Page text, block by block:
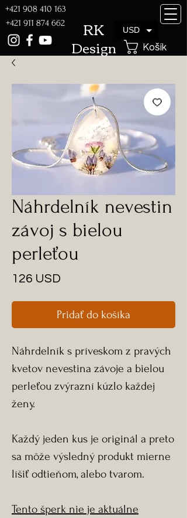
Design
RK
+421 908 410 163
Košík
+421 911 874 662
Náhrdelník nevestin
závoj s bielou
perleťou
126 USD
Pridať do košíka
Náhrdelník s príveskom z pravých
kvetov nevestina závoje a bielou
perleťou zvýrazní kúzlo každej
ženy.
Každý jeden kus je originál a preto
sa môže výsledný produkt mierne
líšiť odtieňom, alebo tvarom.
Tento šperk nie je aktuálne
USD